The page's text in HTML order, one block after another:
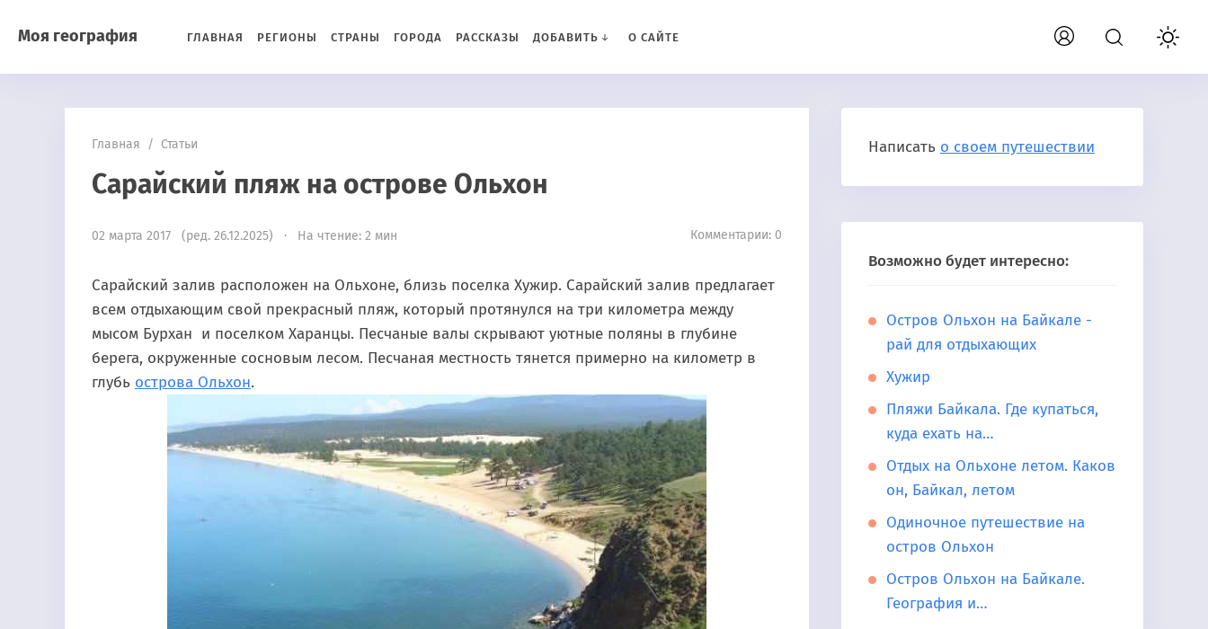
Моя география ГЛАВНАЯ РЕГИОНЫ СТРАНЫ ГОРОДА РАССКАЗЫ ДОБАВИТЬ О САЙТЕ
Главная / Статьи
Сарайский пляж на острове Ольхон
02 марта 2017 (ред. 26.12.2025) · На чтение: 2 мин Комментарии: 0
Сарайский залив расположен на Ольхоне, близь поселка Хужир. Сарайский залив предлагает
всем отдыхающим свой прекрасный пляж, который протянулся на три километра между
мысом Бурхан и поселком Харанцы. Песчаные валы скрывают уютные поляны в глубине
берега, окруженные сосновым лесом. Песчаная местность тянется примерно на километр в
глубь острова Ольхон.
Написать о своем путешествии
Возможно будет интересно:
Остров Ольхон на Байкале -
рай для отдыхающих
Хужир
Пляжи Байкала. Где купаться,
куда ехать на…
Отдых на Ольхоне летом. Каков
он, Байкал, летом
Одиночное путешествие на
остров Ольхон
Остров Ольхон на Байкале.
География и…